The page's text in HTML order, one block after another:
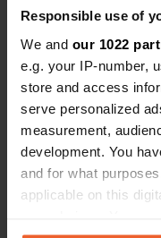
Responsible use of
We and our 1022
e.g. your IP-number,
store and access
serve personalized
measurement,
development. You
and for what
applicable on this
Emplacement
Obala doktor
53270, Senj,
Coordonnées
44° 59' 24" N
44.99006
Code du site